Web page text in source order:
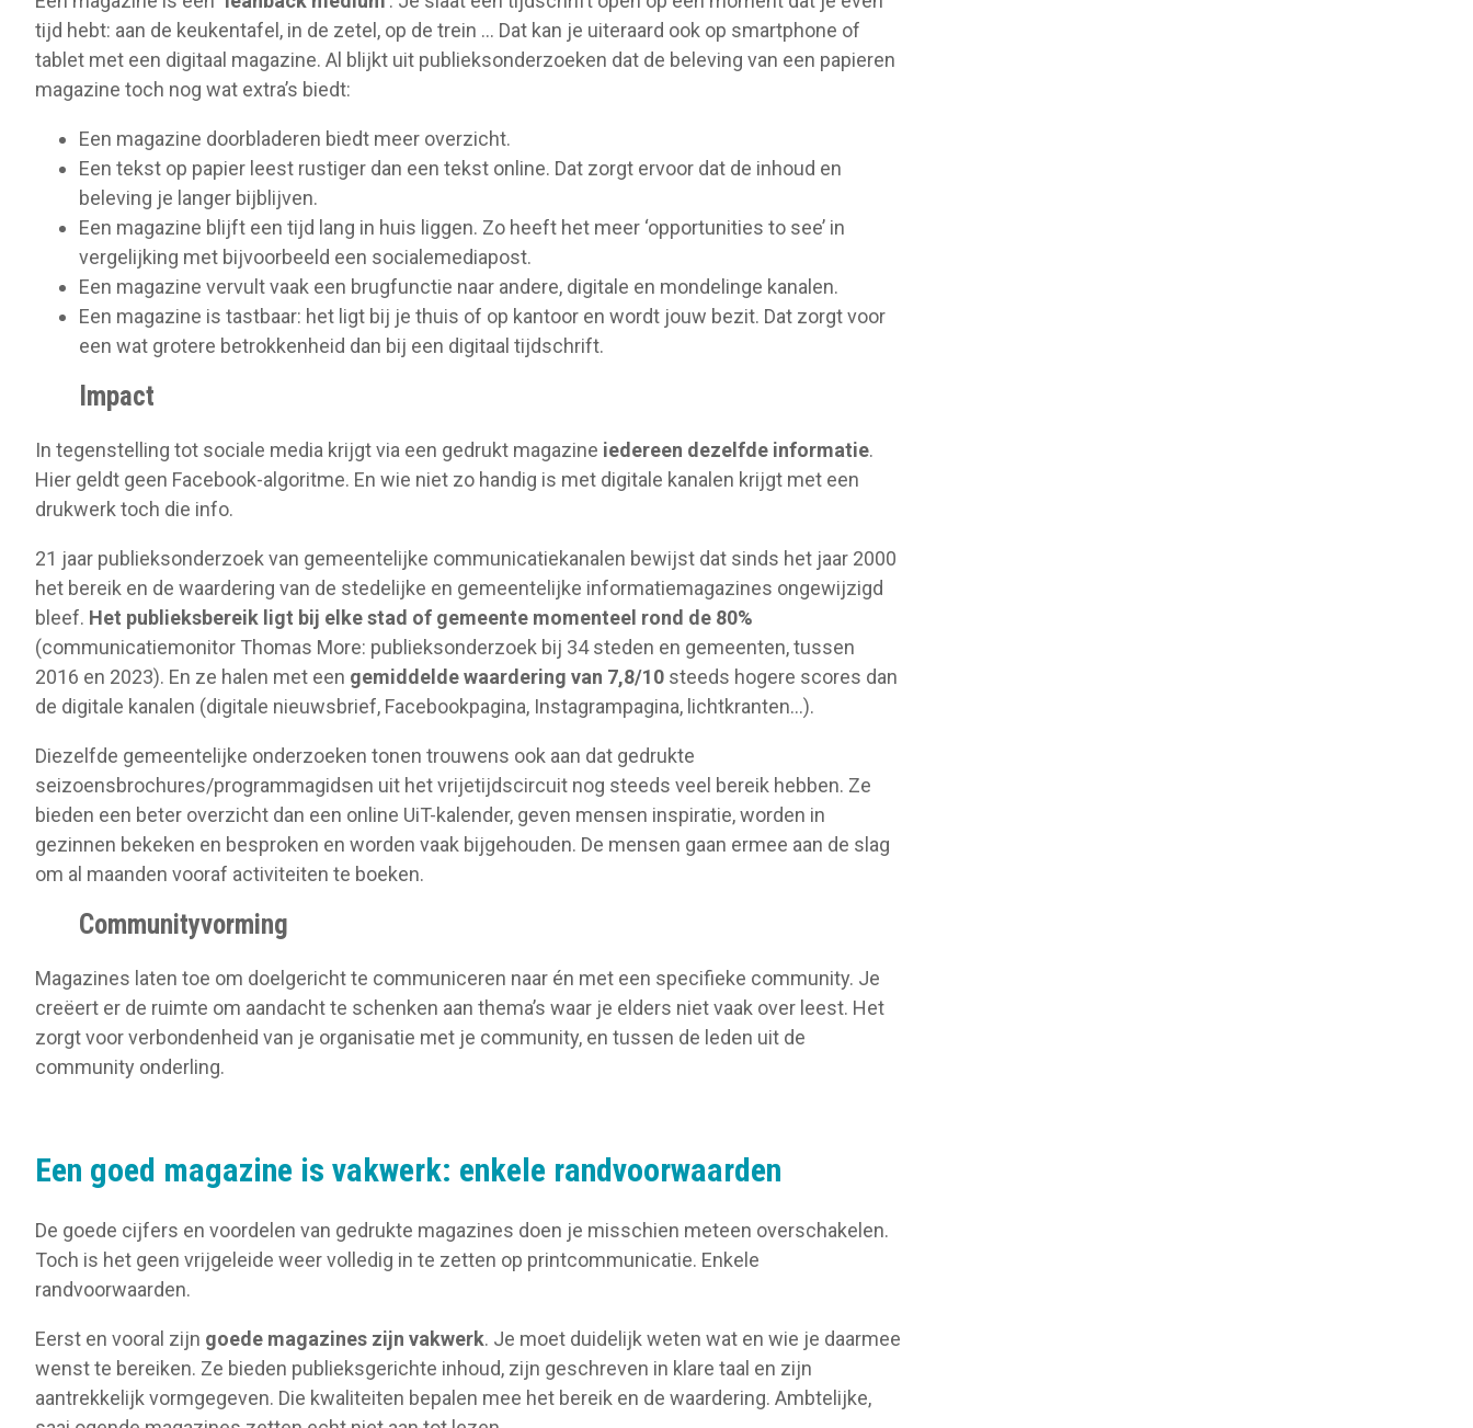
tijd hebt: aan de keukentafel, in de zetel, op de trein … Dat kan je uiteraard ook op smartphone of
tablet met een digitaal magazine. Al blijkt uit publieksonderzoeken dat de beleving van een papieren
magazine toch nog wat extra’s biedt:
Een magazine doorbladeren biedt meer overzicht.
Een tekst op papier leest rustiger dan een tekst online. Dat zorgt ervoor dat de inhoud en
beleving je langer bijblijven.
Een magazine blijft een tijd lang in huis liggen. Zo heeft het meer ‘opportunities to see’ in
vergelijking met bijvoorbeeld een socialemediapost.
Een magazine vervult vaak een brugfunctie naar andere, digitale en mondelinge kanalen.
Een magazine is tastbaar: het ligt bij je thuis of op kantoor en wordt jouw bezit. Dat zorgt voor
een wat grotere betrokkenheid dan bij een digitaal tijdschrift.
Impact
In tegenstelling tot sociale media krijgt via een gedrukt magazine iedereen dezelfde informatie.
Hier geldt geen Facebook-algoritme. En wie niet zo handig is met digitale kanalen krijgt met een
drukwerk toch die info.
21 jaar publieksonderzoek van gemeentelijke communicatiekanalen bewijst dat sinds het jaar 2000
het bereik en de waardering van de stedelijke en gemeentelijke informatiemagazines ongewijzigd
bleef. Het publieksbereik ligt bij elke stad of gemeente momenteel rond de 80%
(communicatiemonitor Thomas More: publieksonderzoek bij 34 steden en gemeenten, tussen
2016 en 2023). En ze halen met een gemiddelde waardering van 7,8/10 steeds hogere scores dan
de digitale kanalen (digitale nieuwsbrief, Facebookpagina, Instagrampagina, lichtkranten…).
Diezelfde gemeentelijke onderzoeken tonen trouwens ook aan dat gedrukte
seizoensbrochures/programmagidsen uit het vrijetijdscircuit nog steeds veel bereik hebben. Ze
bieden een beter overzicht dan een online UiT-kalender, geven mensen inspiratie, worden in
gezinnen bekeken en besproken en worden vaak bijgehouden. De mensen gaan ermee aan de slag
om al maanden vooraf activiteiten te boeken.
Communityvorming
Magazines laten toe om doelgericht te communiceren naar én met een specifieke community. Je
creëert er de ruimte om aandacht te schenken aan thema’s waar je elders niet vaak over leest. Het
zorgt voor verbondenheid van je organisatie met je community, en tussen de leden uit de
community onderling.
Een goed magazine is vakwerk: enkele randvoorwaarden
De goede cijfers en voordelen van gedrukte magazines doen je misschien meteen overschakelen.
Toch is het geen vrijgeleide weer volledig in te zetten op printcommunicatie. Enkele
randvoorwaarden.
Eerst en vooral zijn goede magazines zijn vakwerk. Je moet duidelijk weten wat en wie je daarmee
wenst te bereiken. Ze bieden publieksgerichte inhoud, zijn geschreven in klare taal en zijn
aantrekkelijk vormgegeven. Die kwaliteiten bepalen mee het bereik en de waardering. Ambtelijke,